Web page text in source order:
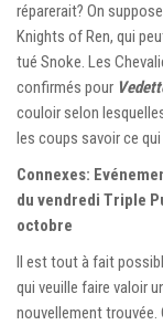
réparerait? On
Knights of Ren, qui
tué Snoke. Les
confirmés pour
couloir selon
les coups savoir ce
Connexes:
du vendredi Triple
octobre
Il est tout à fait
qui veuille faire valoir
nouvellement trouvée.